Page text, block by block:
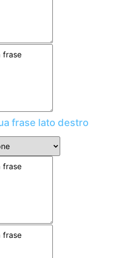
frase lato destro